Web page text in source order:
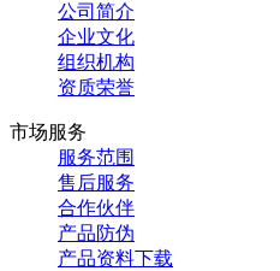
公司简介
企业文化
组织机构
资质荣誉
市场服务
服务范围
售后服务
合作伙伴
产品防伪
产品资料下载